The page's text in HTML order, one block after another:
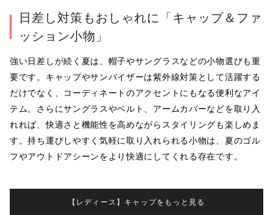
日差し対策もおしゃれに「キャップ＆ファ
ッション小物」
強い日差しが続く夏は、帽子やサングラスなどの小物選びも重
要です。キャップやサンバイザーは紫外線対策として活躍する
だけでなく、コーディネートのアクセントにもなる便利なアイ
テム。さらにサングラスやベルト、アームカバーなどを取り入
れれば、快適さと機能性を高めながらスタイリングも楽しめま
す。持ち運びしやすく気軽に取り入れられる小物は、夏のゴル
フやアウトドアシーンをより快適にしてくれる存在です。
【レディース】キャップをもっと見る